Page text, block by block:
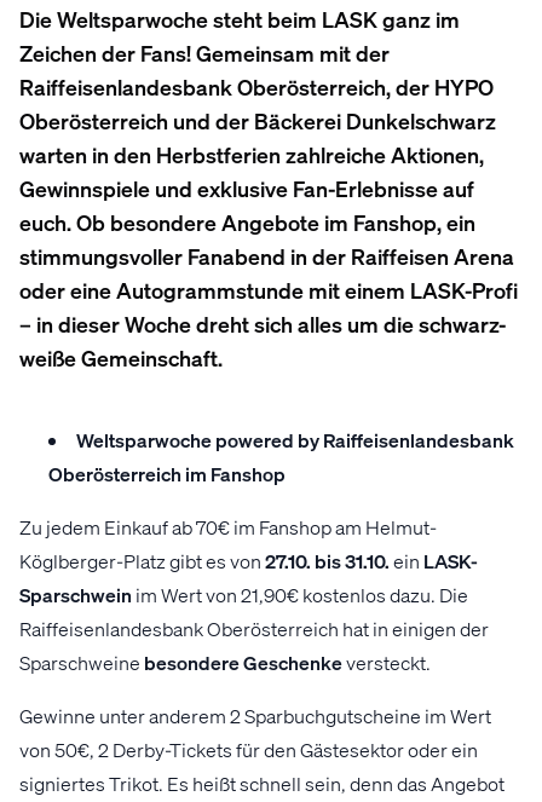
Die Weltsparwoche steht beim LASK ganz im
Zeichen der Fans! Gemeinsam mit der
Raiffeisenlandesbank Oberösterreich, der HYPO
Oberösterreich und der Bäckerei Dunkelschwarz
warten in den Herbstferien zahlreiche Aktionen,
Gewinnspiele und exklusive Fan-Erlebnisse auf
euch. Ob besondere Angebote im Fanshop, ein
stimmungsvoller Fanabend in der Raiffeisen Arena
oder eine Autogrammstunde mit einem LASK-Profi
– in dieser Woche dreht sich alles um die schwarz-
weiße Gemeinschaft.
Weltsparwoche powered by Raiffeisenlandesbank
Oberösterreich im Fanshop
Zu jedem Einkauf ab 70€ im Fanshop am Helmut-
Köglberger-Platz gibt es von27.10. bis 31.10.ein LASK-
Sparschwein im Wert von 21,90€ kostenlos dazu. Die
Raiffeisenlandesbank Oberösterreich hat in einigen der
Sparschweine besondere Geschenkeversteckt.
Gewinne unter anderem 2 Sparbuchgutscheine im Wert
von 50€, 2 Derby-Tickets für den Gästesektor oder ein
signiertes Trikot. Es heißt schnell sein, denn das Angebot